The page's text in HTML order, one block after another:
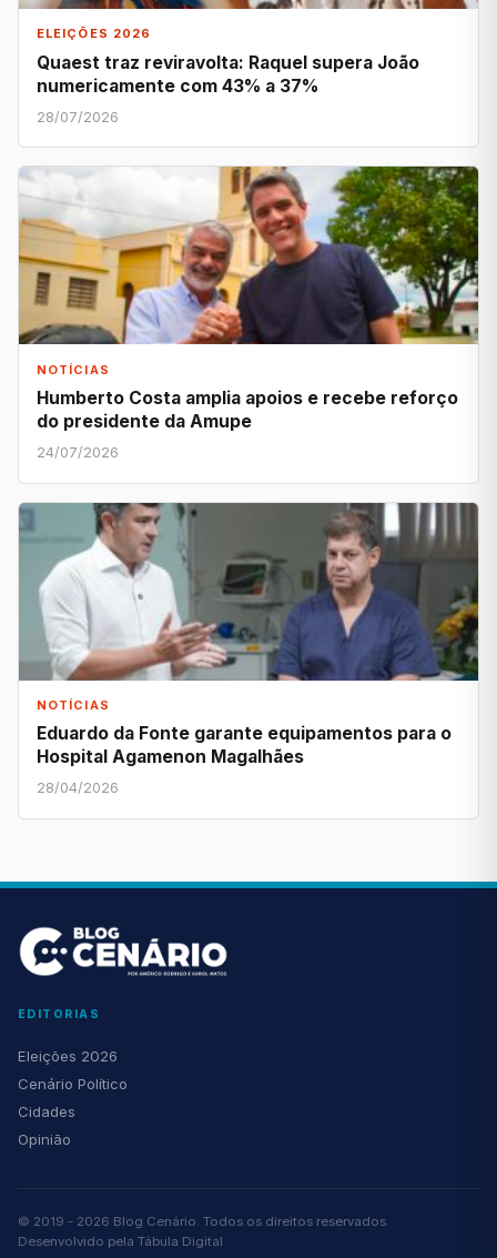
ELEIÇÕES 2026
Quaest traz reviravolta: Raquel supera João
numericamente com 43% a 37%
28/07/2026
NOTÍCIAS
Humberto Costa amplia apoios e recebe reforço
do presidente da Amupe
24/07/2026
NOTÍCIAS
Eduardo da Fonte garante equipamentos para o
Hospital Agamenon Magalhães
28/04/2026
EDITORIAS
Eleições 2026
Cenário Político
Cidades
Opinião
© 2019 - 2026 Blog Cenário. Todos os direitos reservados.
Desenvolvido pela Tábula Digital